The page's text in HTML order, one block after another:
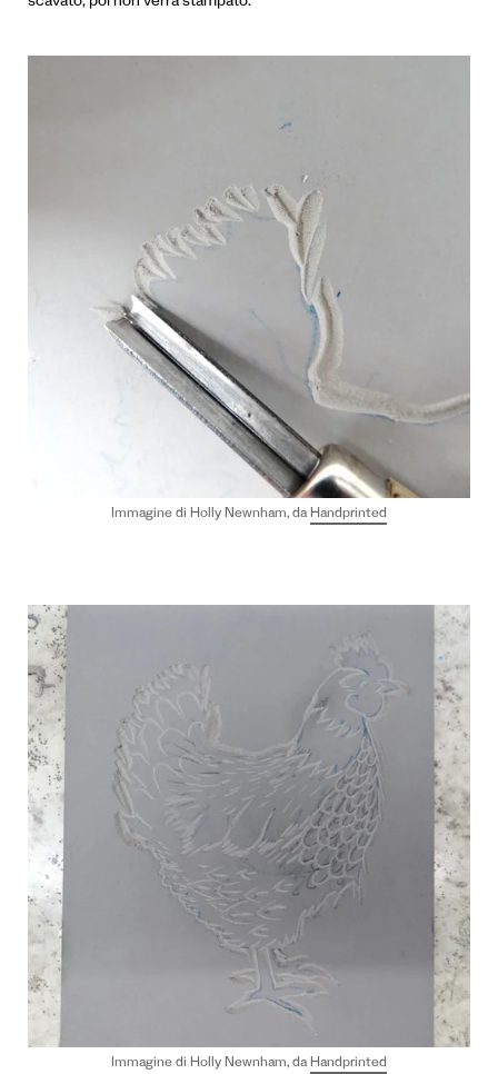
scavato, poi non verrà stampato.
Immagine di Holly Newnham, daHandprinted
Immagine di Holly Newnham, daHandprinted